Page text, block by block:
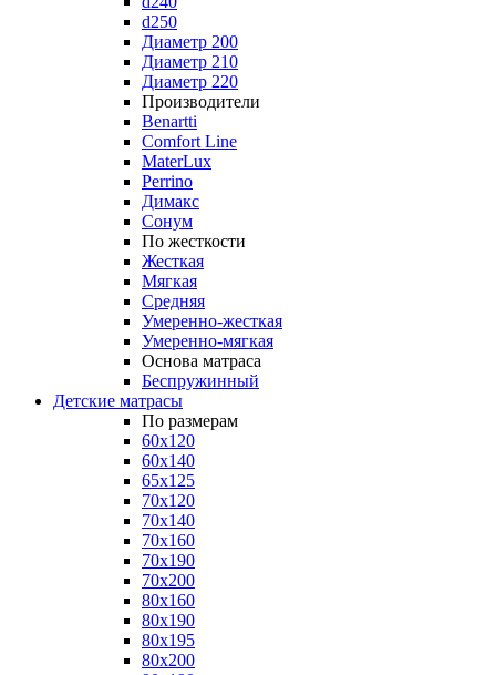
d250
Диаметр 200
Диаметр 210
Диаметр 220
Производители
Benartti
Comfort Line
MaterLux
Perrino
Димакс
Сонум
По жесткости
Жесткая
Мягкая
Средняя
Умеренно-жесткая
Умеренно-мягкая
Основа матраса
Беспружинный
Детские матрасы
По размерам
60x120
60x140
65x125
70x120
70x140
70x160
70x190
70x200
80x160
80x190
80x195
80x200